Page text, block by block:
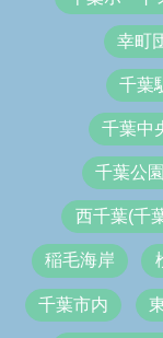
幸町
千葉
千葉中
千葉公
西千葉(千
稲毛海岸
千葉市内